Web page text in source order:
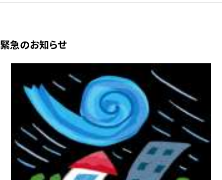
緊急のお知らせ